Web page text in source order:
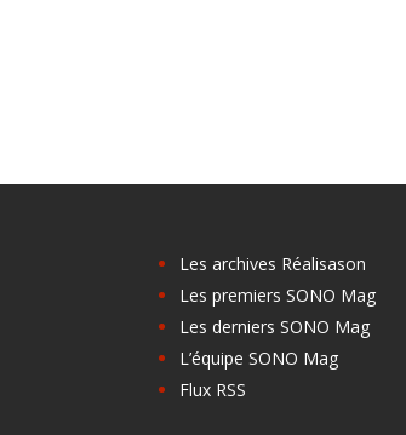
Les archives Réalisason
Les premiers SONO Mag
Les derniers SONO Mag
L’équipe SONO Mag
Flux RSS